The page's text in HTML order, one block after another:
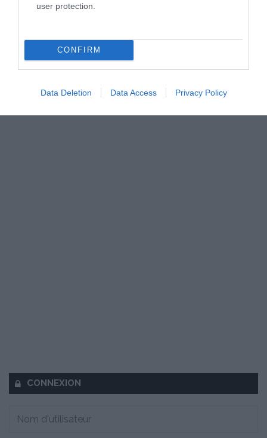
user protection.
CONFIRM
Data Deletion Data Access Privacy Policy
26 ℃ 30 ℃
ven
34 ℃ 35 ℃ 34 ℃
CONNEXION